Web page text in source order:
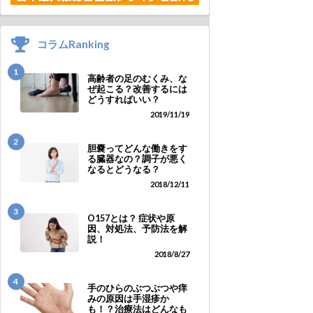
コラムRanking
1
高齢者の足のむくみ、な
ぜ起こる？改善するには
どうすればいい？
2019/11/19
2
胆嚢ってどんな働きをす
る臓器なの？調子が悪く
なるとどうなる？
2018/12/11
3
O157とは？ 症状や原
因、対処法、予防法を解
説！
2018/8/27
4
手のひらのぶつぶつや痒
みの原因は手湿疹か
も！？治療法はどんなも